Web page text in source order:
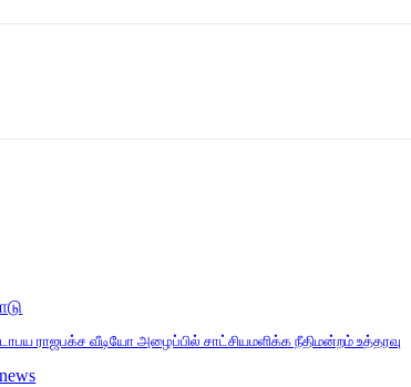
ராஜபக்ச வீடியோ அழைப்பில் சாட்சியமளிக்க நீதிமன்றம் உத்தரவு